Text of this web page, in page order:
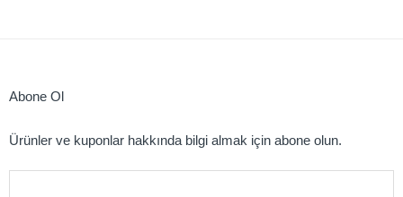
Abone Ol
Ürünler ve kuponlar hakkında bilgi almak için abone olun.